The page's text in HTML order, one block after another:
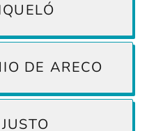
DE ARECO